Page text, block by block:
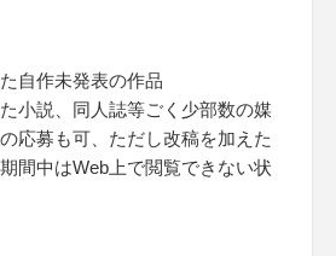
自作未発表の作品
小説、同人誌等ごく少部数の媒
応募も可、ただし改稿を加えた
間中はWeb上で閲覧できない状